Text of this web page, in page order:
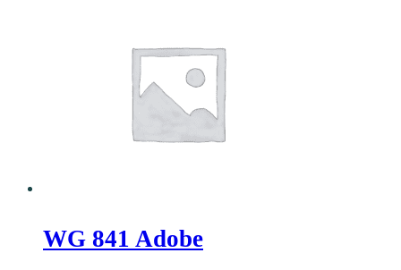
WG 841 Adobe